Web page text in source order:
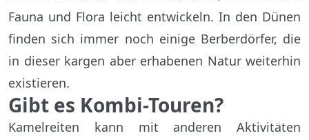
Fauna und Flora leicht entwickeln. In den Dünen
finden sich immer noch einige Berberdörfer, die
in dieser kargen aber erhabenen Natur weiterhin
existieren.
Gibt es Kombi-Touren?
Kamelreiten kann mit anderen Aktivitäten